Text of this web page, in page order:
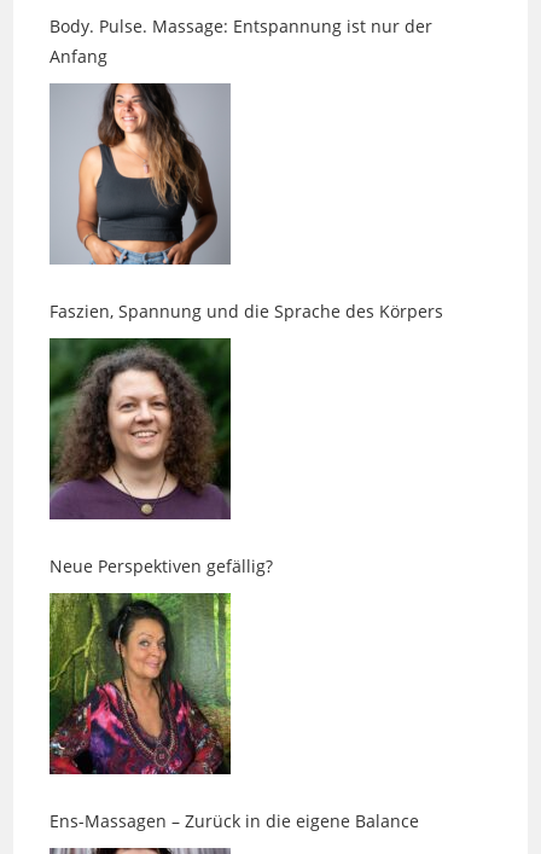
Faszien, Spannung und die Sprache des Körpers
Neue Perspektiven gefällig?
Ens-Massagen – Zurück in die eigene Balance